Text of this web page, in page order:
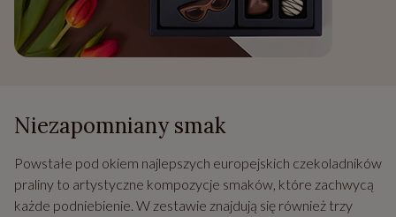
Niezapomniany smak
Powstałe pod okiem najlepszych europejskich czekoladników
praliny to artystyczne kompozycje smaków, które zachwycą
każde podniebienie. W zestawie znajdują się również trzy